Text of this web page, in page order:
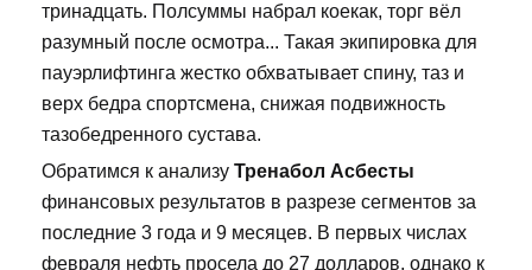
тринадцать. Полсуммы набрал коекак, торг вёл
разумный после осмотра... Такая экипировка для
пауэрлифтинга жестко обхватывает спину, таз и
верх бедра спортсмена, снижая подвижность
тазобедренного сустава.
Обратимся к анализу Тренабол Асбесты
финансовых результатов в разрезе сегментов за
последние 3 года и 9 месяцев. В первых числах
февраля нефть просела до 27 долларов, однако к